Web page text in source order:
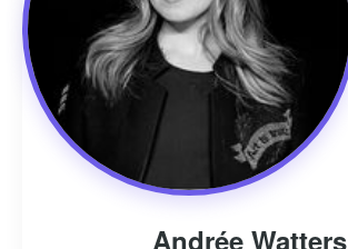
Andrée Watters